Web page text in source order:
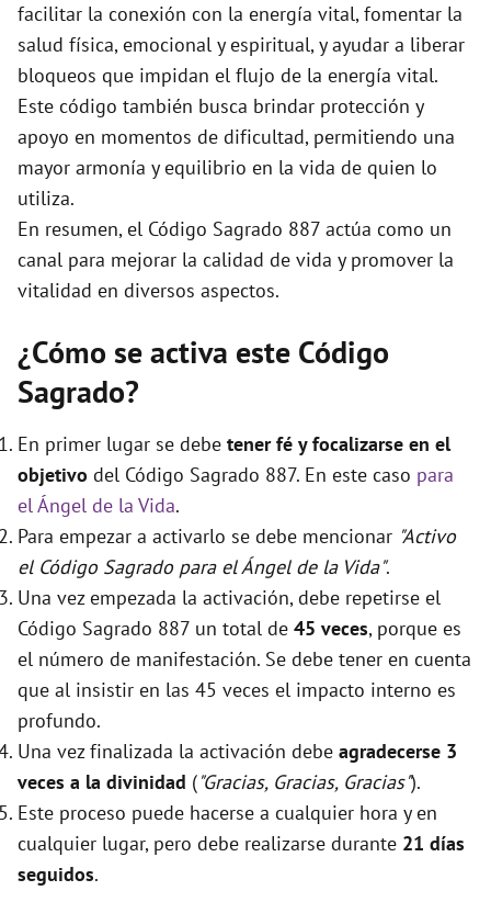
facilitar la conexión con la energía vital, fomentar la
salud física, emocional y espiritual, y ayudar a liberar
bloqueos que impidan el flujo de la energía vital.
Este código también busca brindar protección y
apoyo en momentos de dificultad, permitiendo una
mayor armonía y equilibrio en la vida de quien lo
utiliza.
En resumen, el Código Sagrado 887 actúa como un
canal para mejorar la calidad de vida y promover la
vitalidad en diversos aspectos.
¿Cómo se activa este Código
Sagrado?
En primer lugar se debe tener fé y focalizarse en el
objetivo del Código Sagrado 887. En este caso para
el Ángel de la Vida.
Para empezar a activarlo se debe mencionar "Activo
el Código Sagrado para el Ángel de la Vida".
Una vez empezada la activación, debe repetirse el
Código Sagrado 887 un total de 45 veces, porque es
el número de manifestación. Se debe tener en cuenta
que al insistir en las 45 veces el impacto interno es
profundo.
Una vez finalizada la activación debe agradecerse 3
veces a la divinidad ("Gracias, Gracias, Gracias").
Este proceso puede hacerse a cualquier hora y en
cualquier lugar, pero debe realizarse durante 21 días
seguidos.